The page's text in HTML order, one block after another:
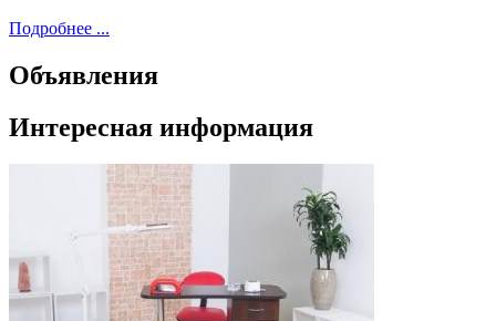
Подробнее ...
Объявления
Интересная информация